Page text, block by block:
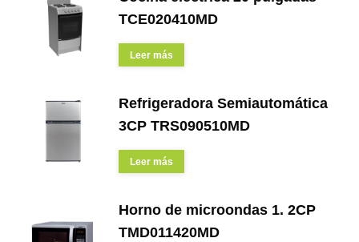
TCE020410MD
Leer más
Refrigeradora Semiautomática
3CP TRS090510MD
Leer más
Horno de microondas 1. 2CP
TMD011420MD